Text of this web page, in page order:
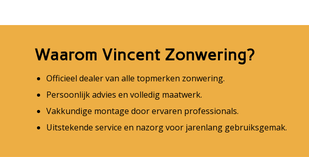
Waarom Vincent Zonwering?
Officieel dealer van alle topmerken zonwering.
Persoonlijk advies en volledig maatwerk.
Vakkundige montage door ervaren professionals.
Uitstekende service en nazorg voor jarenlang gebruiksgemak.